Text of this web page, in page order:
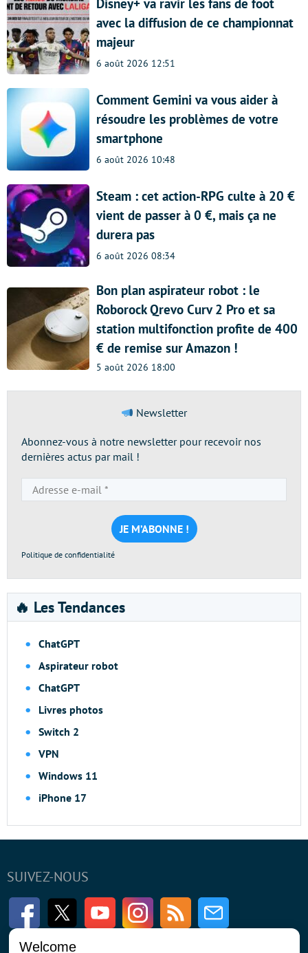
Disney+ va ravir les fans de foot
avec la diffusion de ce championnat
majeur
6 août 2026 12:51
Comment Gemini va vous aider à
résoudre les problèmes de votre
smartphone
6 août 2026 10:48
Steam : cet action-RPG culte à 20 €
vient de passer à 0 €, mais ça ne
durera pas
6 août 2026 08:34
Bon plan aspirateur robot : le
Roborock Qrevo Curv 2 Pro et sa
station multifonction profite de 400
€ de remise sur Amazon !
5 août 2026 18:00
Newsletter
Abonnez-vous à notre newsletter pour recevoir nos
dernières actus par mail !
e-
mail
*
Politique de confidentialité
🔥 Les Tendances
ChatGPT
Aspirateur robot
ChatGPT
Livres photos
Switch 2
VPN
Windows 11
iPhone 17
SUIVEZ-NOUS
FacebookTwitter Youtube InstagramRSS Newsletter
Welcome